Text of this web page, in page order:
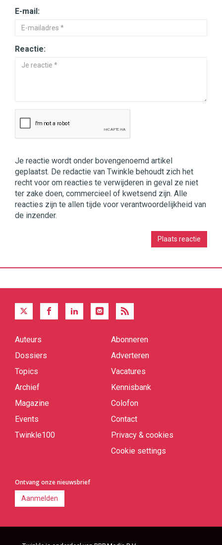
E-mail:
Reactie:
Je reactie wordt onder bovengenoemd artikel
geplaatst. De redactie van Twinkle behoudt zich het
recht voor om reacties te verwijderen in geval ze niet
ter zake doen, commercieel of kwetsend zijn. Alle
reacties zijn te allen tijde voor verantwoordelijkheid van
de inzender.
Quick
Auteurs
Dossiers
Topics
Archief
Magazine
Events
Twinkle100
Abonneren
Adverteren
Vacatures
Kennisbank
Colofon
Contact
Privacy & cookies
Cookie settings
Ontvang onze nieuwsbrief
Aanmelden